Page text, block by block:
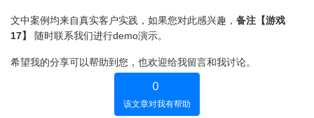
文中案例均来自真实客户实践，如果您对此感兴趣， 备注【游戏
17】
随时联系我们进行demo演示。
希望我的分享可以帮助到您，也欢迎给我留言和我讨论。
0
该文章对我有帮助